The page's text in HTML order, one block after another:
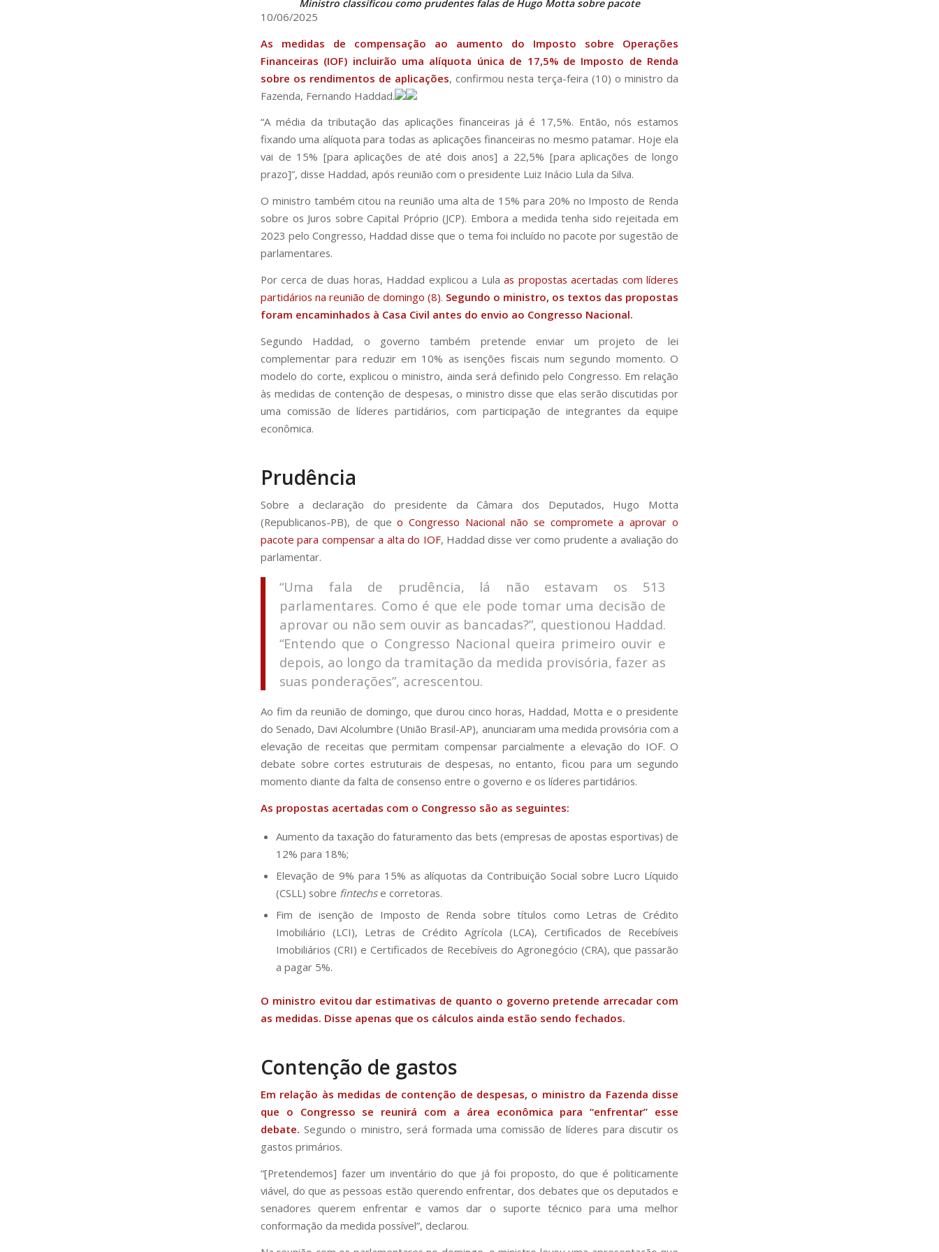
Ministro classificou como prudentes falas de Hugo Motta sobre pacote
10/06/2025
As medidas de compensação ao aumento do Imposto sobre Operações
Financeiras (IOF) incluirão uma alíquota única de 17,5% de Imposto de Renda
sobre os rendimentos de aplicações, confirmou nesta terça-feira (10) o ministro da
Fazenda, Fernando Haddad.
“A média da tributação das aplicações financeiras já é 17,5%. Então, nós estamos
fixando uma alíquota para todas as aplicações financeiras no mesmo patamar. Hoje ela
vai de 15% [para aplicações de até dois anos] a 22,5% [para aplicações de longo
prazo]”, disse Haddad, após reunião com o presidente Luiz Inácio Lula da Silva.
O ministro também citou na reunião uma alta de 15% para 20% no Imposto de Renda
sobre os Juros sobre Capital Próprio (JCP). Embora a medida tenha sido rejeitada em
2023 pelo Congresso, Haddad disse que o tema foi incluído no pacote por sugestão de
parlamentares.
Por cerca de duas horas, Haddad explicou a Lulaas propostas acertadas com líderes
partidários na reunião de domingo (8). Segundo o ministro, os textos das propostas
foram encaminhados à Casa Civil antes do envio ao Congresso Nacional.
Segundo Haddad, o governo também pretende enviar um projeto de lei
complementar para reduzir em 10% as isenções fiscais num segundo momento. O
modelo do corte, explicou o ministro, ainda será definido pelo Congresso. Em relação
às medidas de contenção de despesas, o ministro disse que elas serão discutidas por
uma comissão de líderes partidários, com participação de integrantes da equipe
econômica.
Prudência
Sobre a declaração do presidente da Câmara dos Deputados, Hugo Motta
(Republicanos-PB), de que o Congresso Nacional não se compromete a aprovar o
pacote para compensar a alta do IOF, Haddad disse ver como prudente a avaliação do
parlamentar.
“Uma fala de prudência, lá não estavam os 513
parlamentares. Como é que ele pode tomar uma decisão de
aprovar ou não sem ouvir as bancadas?”, questionou Haddad.
“Entendo que o Congresso Nacional queira primeiro ouvir e
depois, ao longo da tramitação da medida provisória, fazer as
suas ponderações”, acrescentou.
Ao fim da reunião de domingo, que durou cinco horas, Haddad, Motta e o presidente
do Senado, Davi Alcolumbre (União Brasil-AP), anunciaram uma medida provisória com a
elevação de receitas que permitam compensar parcialmente a elevação do IOF. O
debate sobre cortes estruturais de despesas, no entanto, ficou para um segundo
momento diante da falta de consenso entre o governo e os líderes partidários.
As propostas acertadas com o Congresso são as seguintes:
Aumento da taxação do faturamento das bets (empresas de apostas esportivas) de
12% para 18%;
Elevação de 9% para 15% as alíquotas da Contribuição Social sobre Lucro Líquido
(CSLL) sobre fintechse corretoras.
Fim de isenção de Imposto de Renda sobre títulos como Letras de Crédito
Imobiliário (LCI), Letras de Crédito Agrícola (LCA), Certificados de Recebíveis
Imobiliários (CRI) e Certificados de Recebíveis do Agronegócio (CRA), que passarão
a pagar 5%.
O ministro evitou dar estimativas de quanto o governo pretende arrecadar com
as medidas. Disse apenas que os cálculos ainda estão sendo fechados.
Contenção de gastos
Em relação às medidas de contenção de despesas, o ministro da Fazenda disse
que o Congresso se reunirá com a área econômica para “enfrentar” esse
debate. Segundo o ministro, será formada uma comissão de líderes para discutir os
gastos primários.
“[Pretendemos] fazer um inventário do que já foi proposto, do que é politicamente
viável, do que as pessoas estão querendo enfrentar, dos debates que os deputados e
senadores querem enfrentar e vamos dar o suporte técnico para uma melhor
conformação da medida possível”, declarou.